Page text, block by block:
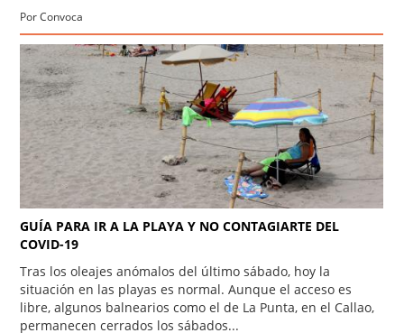
Por Convoca
GUÍA PARA IR A LA PLAYA Y NO CONTAGIARTE DEL
COVID-19
Tras los oleajes anómalos del último sábado, hoy la
situación en las playas es normal. Aunque el acceso es
libre, algunos balnearios como el de La Punta, en el Callao,
permanecen cerrados los sábados...